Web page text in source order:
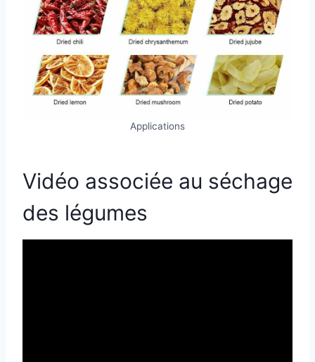
Applications
Vidéo associée au séchage
des légumes